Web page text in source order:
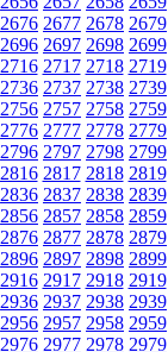
2676 2677 2678 2679
2696 2697 2698 2699
2716 2717 2718 2719
2736 2737 2738 2739
2756 2757 2758 2759
2776 2777 2778 2779
2796 2797 2798 2799
2816 2817 2818 2819
2836 2837 2838 2839
2856 2857 2858 2859
2876 2877 2878 2879
2896 2897 2898 2899
2916 2917 2918 2919
2936 2937 2938 2939
2956 2957 2958 2959
2976 2977 2978 2979